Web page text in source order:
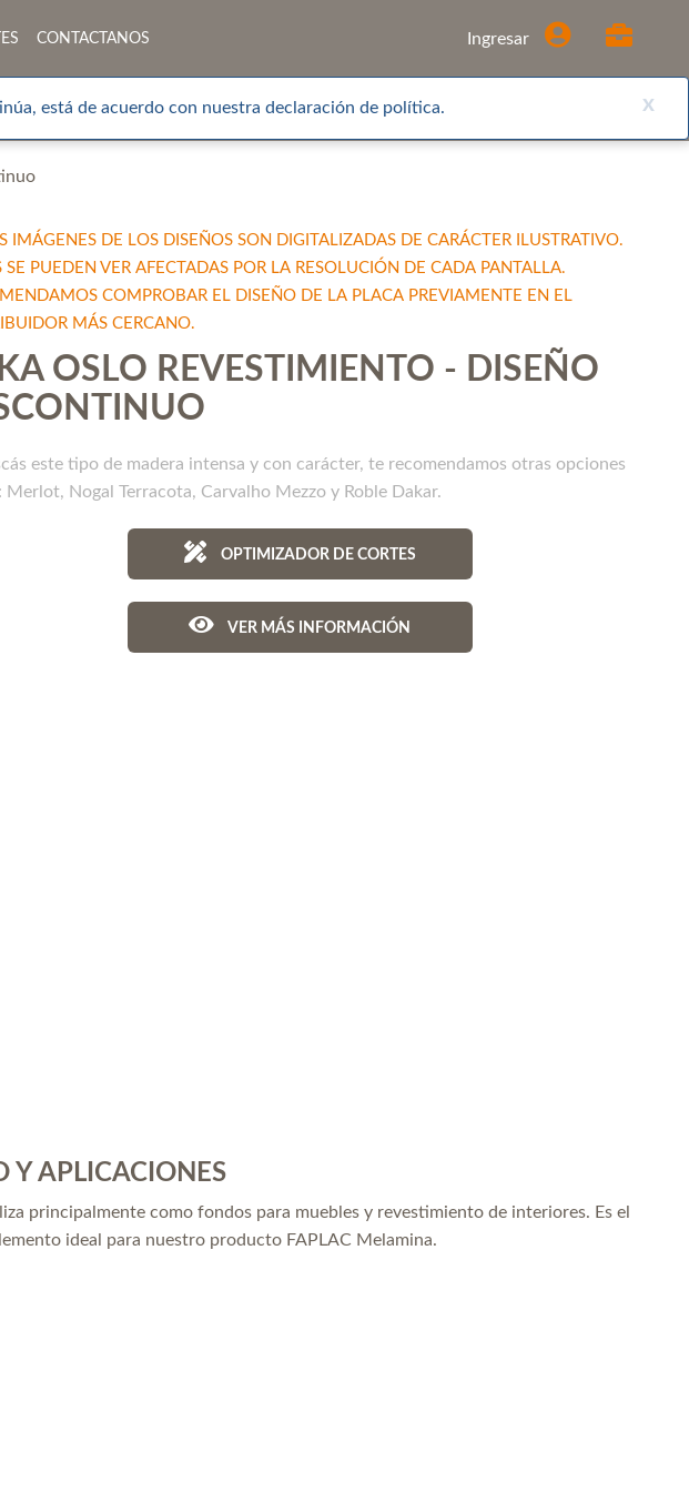
CONTACTANOS Ingresar
x
está de acuerdo con nuestra declaración de política.
IMÁGENES DE LOS DISEÑOS SON DIGITALIZADAS DE CARÁCTER ILUSTRATIVO.
SE PUEDEN VER AFECTADAS POR LA RESOLUCIÓN DE CADA PANTALLA.
COMPROBAR EL DISEÑO DE LA PLACA PREVIAMENTE EN EL
MÁS CERCANO.
OSLO REVESTIMIENTO - DISEÑO
este tipo de madera intensa y con carácter, te recomendamos otras opciones
Merlot, Nogal Terracota, Carvalho Mezzo y Roble Dakar.
OPTIMIZADOR DE CORTES
VER MÁS INFORMACIÓN
Y APLICACIONES
principalmente como fondos para muebles y revestimiento de interiores. Es el
ideal para nuestro producto FAPLAC Melamina.